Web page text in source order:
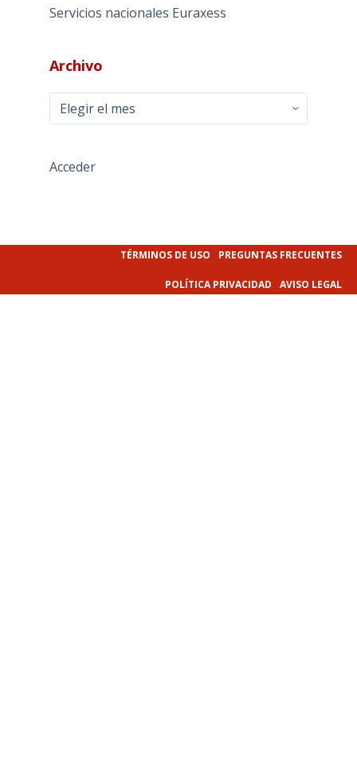
Servicios nacionales Euraxess
Archivo
Archivo
Acceder
TÉRMINOS DE USO PREGUNTAS FRECUENTES
POLÍTICA PRIVACIDAD AVISO LEGAL